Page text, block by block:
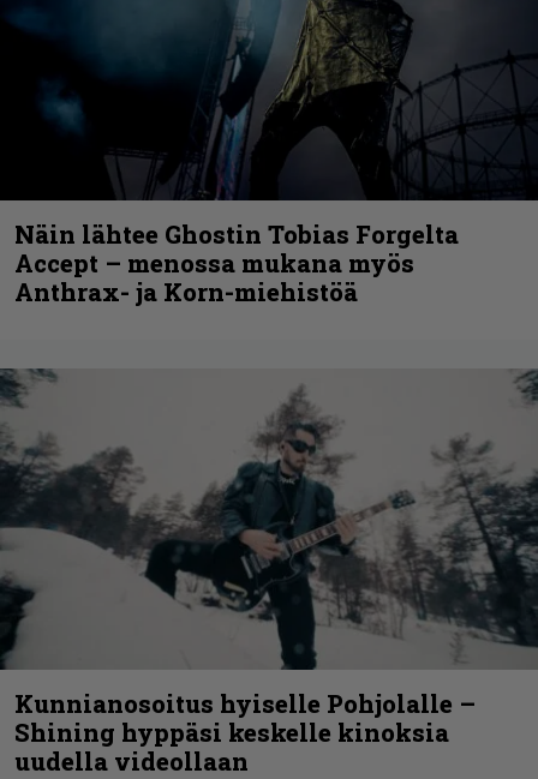
Näin lähtee Ghostin Tobias Forgelta
Accept – menossa mukana myös
Anthrax- ja Korn-miehistöä
Kunnianosoitus hyiselle Pohjolalle –
Shining hyppäsi keskelle kinoksia
uudella videollaan